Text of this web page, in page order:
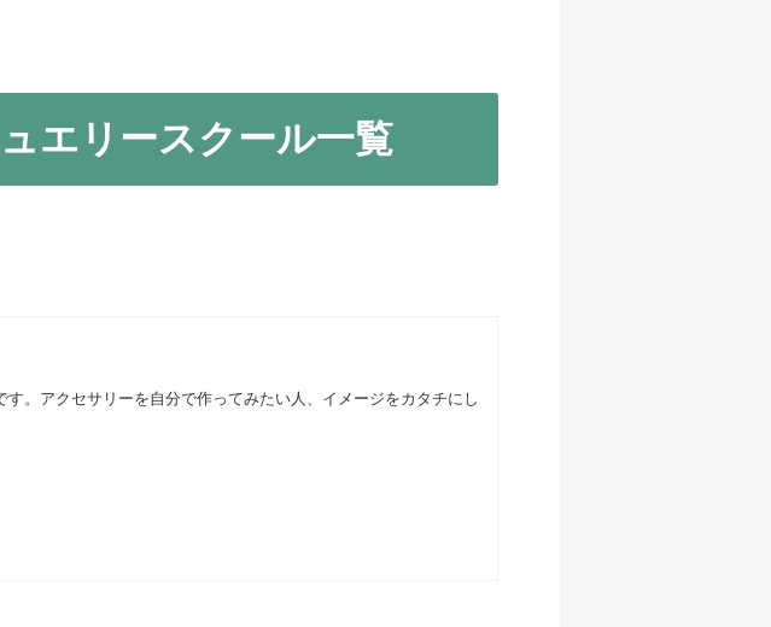
エリースクール一覧
。アクセサリーを自分で作ってみたい人、イメージをカタチにし